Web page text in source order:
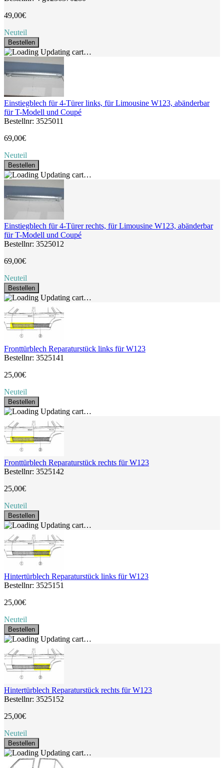
49,00€
Neuteil
Bestellen
Updating cart…
Einstiegblech für 4-Türer links, für Limousine W123, abänderbar
für T-Modell und Coupé
Bestellnr: 3525011
69,00€
Neuteil
Bestellen
Updating cart…
Einstiegblech für 4-Türer rechts, für Limousine W123, abänderbar
für T-Modell und Coupé
Bestellnr: 3525012
69,00€
Neuteil
Bestellen
Updating cart…
Fronttürblech Reparaturstück links für W123
Bestellnr: 3525141
25,00€
Neuteil
Bestellen
Updating cart…
Fronttürblech Reparaturstück rechts für W123
Bestellnr: 3525142
25,00€
Neuteil
Bestellen
Updating cart…
Hintertürblech Reparaturstück links für W123
Bestellnr: 3525151
25,00€
Neuteil
Bestellen
Updating cart…
Hintertürblech Reparaturstück rechts für W123
Bestellnr: 3525152
25,00€
Neuteil
Bestellen
Updating cart…